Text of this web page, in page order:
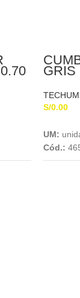
GRIS
S/0.00
UM:
Cód.: